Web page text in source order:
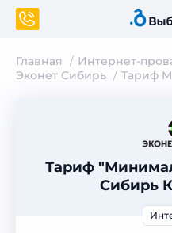
Главная
Интернет-
Эконет Сибирь
Тариф
Тариф
Сибирь